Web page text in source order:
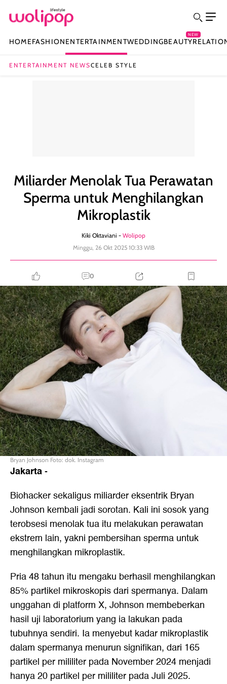
HOMEFASHIONENTERTAINMENTWEDDINGBEAUTY
NEW
ENTERTAINMENT NEWSCELEB STYLE
Miliarder Menolak Tua Perawatan
Sperma untuk Menghilangkan
Mikroplastik
Kiki Oktaviani - Wolipop
Minggu, 26 Okt 2025 10:33 WIB
0
Bryan Johnson Foto: dok. Instagram
Jakarta-
Biohacker sekaligus miliarder eksentrik Bryan
Johnson kembali jadi sorotan. Kali ini sosok yang
terobsesi menolak tua itu melakukan perawatan
ekstrem lain, yakni pembersihan sperma untuk
menghilangkan mikroplastik.
Pria 48 tahun itu mengaku berhasil menghilangkan
85% partikel mikroskopis dari spermanya. Dalam
unggahan di platform X, Johnson membeberkan
hasil uji laboratorium yang ia lakukan pada
tubuhnya sendiri. Ia menyebut kadar mikroplastik
dalam spermanya menurun signifikan, dari 165
partikel per mililiter pada November 2024 menjadi
hanya 20 partikel per mililiter pada Juli 2025.